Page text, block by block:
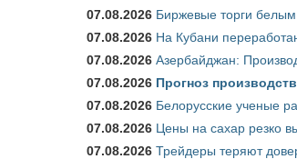
07.08.2026 Биржевые торги
07.08.2026 На Кубани
07.08.2026 Азербайджан:
07.08.2026 Прогноз
07.08.2026 Белорусские ученые
07.08.2026 Цены на сахар резко
07.08.2026 Трейдеры теряют